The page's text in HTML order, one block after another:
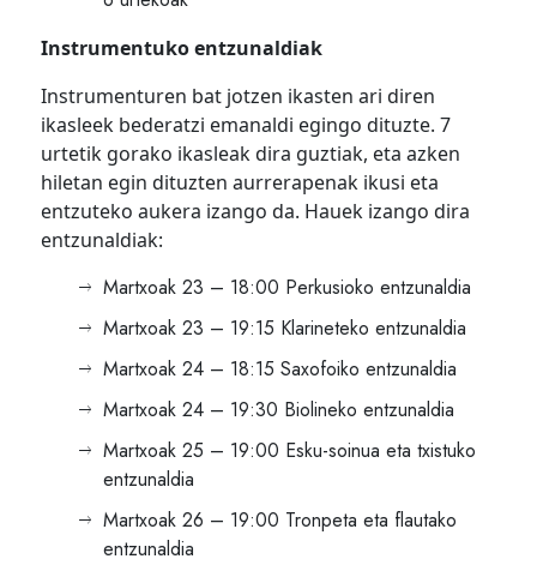
Instrumentuko entzunaldiak
Instrumenturen bat jotzen ikasten ari diren
ikasleek bederatzi emanaldi egingo dituzte. 7
urtetik gorako ikasleak dira guztiak, eta azken
hiletan egin dituzten aurrerapenak ikusi eta
entzuteko aukera izango da. Hauek izango dira
entzunaldiak:
Martxoak 23 – 18:00 Perkusioko entzunaldia
Martxoak 23 – 19:15 Klarineteko entzunaldia
Martxoak 24 – 18:15 Saxofoiko entzunaldia
Martxoak 24 – 19:30 Biolineko entzunaldia
Martxoak 25 – 19:00 Esku-soinua eta txistuko
entzunaldia
Martxoak 26 – 19:00 Tronpeta eta flautako
entzunaldia